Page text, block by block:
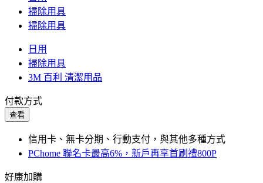
掃除用具
掃除用具
日用
掃除用具
3M 百利 清潔用品
付款方式
查看
信用卡、無卡分期、行動支付，與其他多種方式
PChome 聯名卡最高6%，新戶再享首刷禮800P
好康加購